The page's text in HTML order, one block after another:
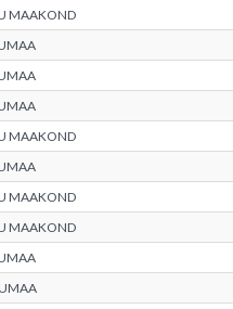
MAAKOND
MAAKOND
MAAKOND
MAAKOND